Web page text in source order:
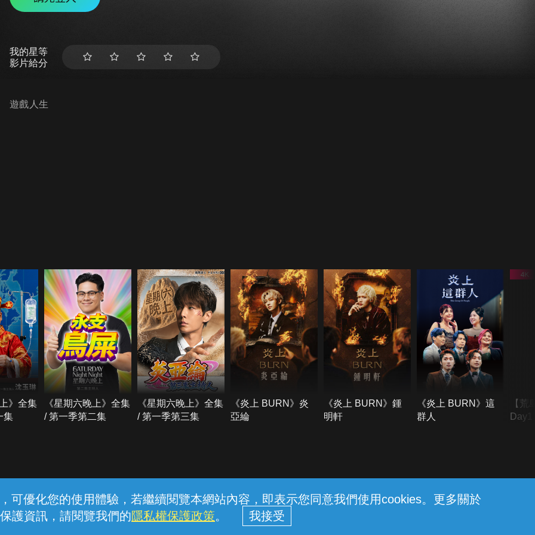
可優化您的使用體驗，若繼續閱覽本網站內容，即表示您同意我們使用cookies。更多關於
護資訊，請閱覽我們的隱私權保護政策。
我的星等
影片給分
遊戲人生
》全集
集
《星期六晚上》全集
/ 第一季第二集
《星期六晚上》全集
/ 第一季第三集
《炎上 BURN》炎
亞綸
《炎上 BURN》鍾
明軒
《炎上 BURN》這
群人
【荒
線上客服 服務條款 隱私權保護
中華電信股份有限公司個人家庭分公司 (統一編號：96979949) © 2026